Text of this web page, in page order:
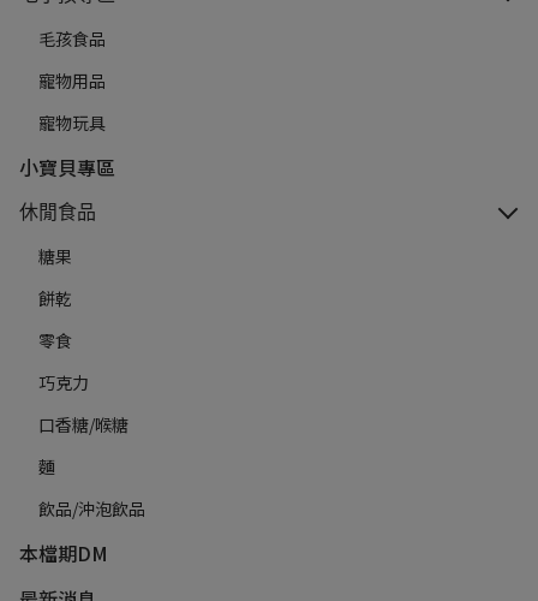
毛孩食品
寵物用品
寵物玩具
小寶貝專區
休閒食品
糖果
餅乾
零食
巧克力
口香糖/喉糖
麵
飲品/沖泡飲品
本檔期DM